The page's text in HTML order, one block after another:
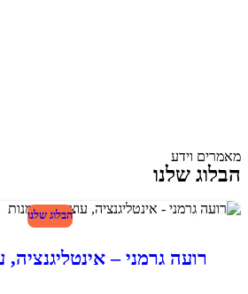
מאמרים וידע
הבלוג שלנו
הבלוג שלנו
רועה גרמני –